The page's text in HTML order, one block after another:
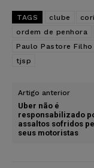
TAGS clube
ordem de penhora
Paulo Pastore Filho
tjsp
Artigo anterior
Uber não é
responsabilizado
assaltos sofridos
seus motoristas